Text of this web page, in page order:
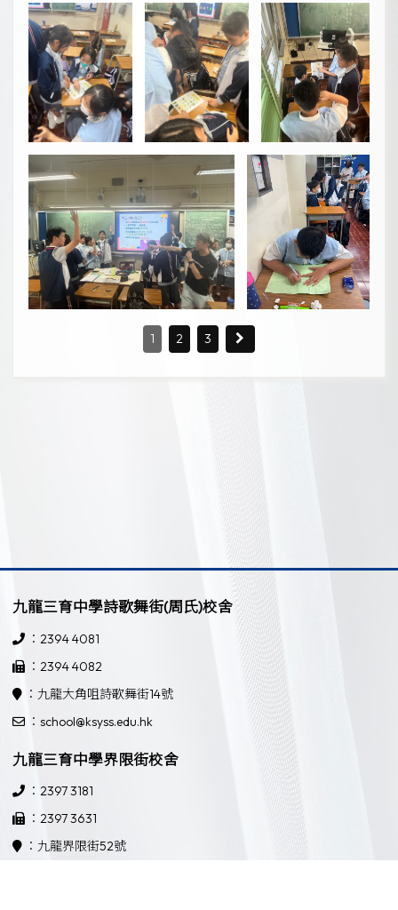
1 2 3
九龍三育中學詩歌舞街(周氏)校舍
：2394 4081
：2394 4082
：九龍大角咀詩歌舞街14號
：school@ksyss.edu.hk
九龍三育中學界限街校舍
：2397 3181
：2397 3631
：九龍界限街52號